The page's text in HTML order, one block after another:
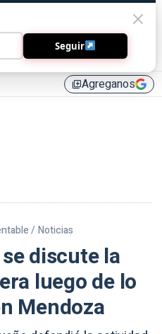
library_addAgreganos
/ Noticias
discute la
luego de lo
Mendoza
Seguir